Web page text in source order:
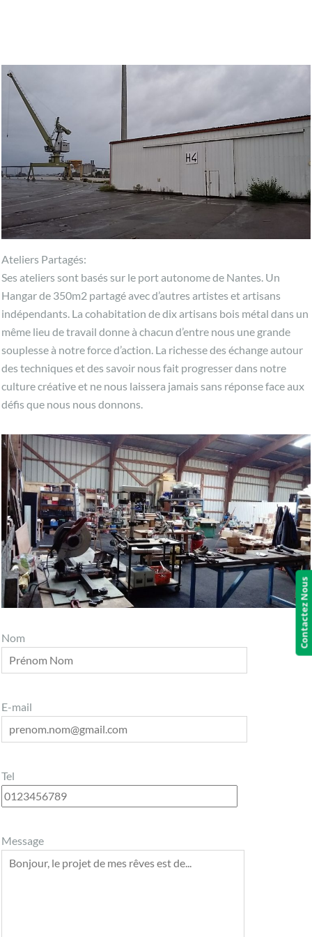
Ateliers Partagés:
Ses ateliers sont basés sur le port autonome de Nantes. Un
Hangar de 350m2 partagé avec d’autres artistes et artisans
indépendants. La cohabitation de dix artisans bois métal dans un
même lieu de travail donne à chacun d’entre nous une grande
souplesse à notre force d’action. La richesse des échange autour
des techniques et des savoir nous fait progresser dans notre
culture créative et ne nous laissera jamais sans réponse face aux
défis que nous nous donnons.
Nom
E-mail
Tel
Message
Contactez Nous